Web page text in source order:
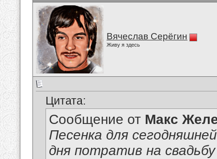
Вячеслав Серёгин
Живу я здесь
Цитата:
Сообщение от Макс
Песенка для
дня потратив на